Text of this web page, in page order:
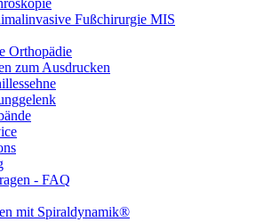
Fußchirurgie MIS
Orthopädie
zum Ausdrucken
- FAQ
mit Spiraldynamik®